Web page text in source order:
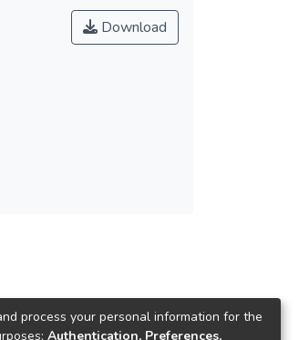
Download
process your personal information for the
Authentication, Preferences,